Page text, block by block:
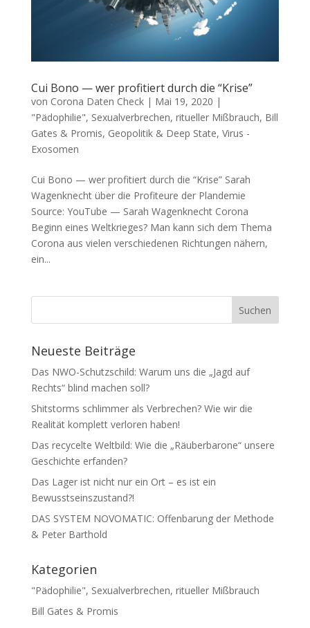
Cui Bono — wer profitiert durch die “Krise”
von Corona Daten Check| Mai 19, 2020 |
"Pädophilie", Sexualverbrechen, ritueller Mißbrauch, Bill
Gates & Promis, Geopolitik & Deep State, Virus -
Exosomen
Cui Bono — wer profitiert durch die “Krise” Sarah
Wagen­knecht über die Pro­fi­teu­re der Plandemie
Source: You­Tube — Sarah Wagenknecht Coro­na
Beginn eines Weltkrieges? Man kann sich dem The­ma
Coro­na aus vie­len ver­schie­de­nen Rich­tun­gen nähern,
ein...
Neueste Beiträge
Das NWO-Schutzschild: Warum uns die „Jagd auf
Rechts“ blind machen soll?
Shitstorms schlimmer als Verbrechen? Wie wir die
Realität komplett verloren haben!
Das recycelte Weltbild: Wie die „Räuberbarone“ unsere
Geschichte erfanden?
Das Lager ist nicht nur ein Ort – es ist ein
Bewusstseinszustand?!
DAS SYSTEM NOVOMATIC: Offenbarung der Methode
& Peter Barthold
Kategorien
"Pädophilie", Sexualverbrechen, ritueller Mißbrauch
Bill Gates & Promis